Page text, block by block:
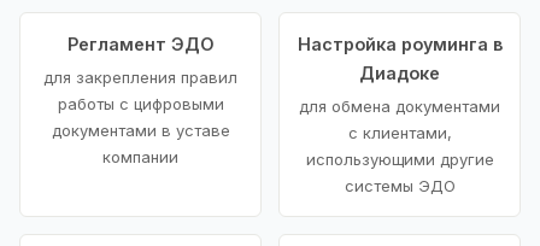
Регламент ЭДО
для закрепления правил
работы с цифровыми
документами в уставе
компании
Настройка роуминга в
Диадоке
для обмена документами
с клиентами,
использующими другие
системы ЭДО